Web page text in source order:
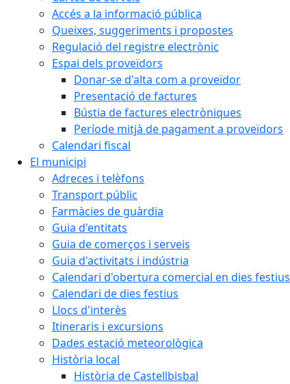
Accés a la informació pública
Queixes, suggeriments i propostes
Regulació del registre electrònic
Espai dels proveïdors
Donar-se d'alta com a proveïdor
Presentació de factures
Bústia de factures electròniques
Període mitjà de pagament a proveïdors
Calendari fiscal
El municipi
Adreces i telèfons
Transport públic
Farmàcies de guàrdia
Guia d'entitats
Guia de comerços i serveis
Guia d'activitats i indústria
Calendari d'obertura comercial en dies festius
Calendari de dies festius
Llocs d'interès
Itineraris i excursions
Dades estació meteorològica
Història local
Història de Castellbisbal